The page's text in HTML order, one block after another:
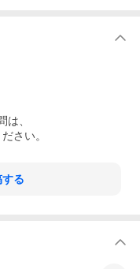
は、
さい。
る